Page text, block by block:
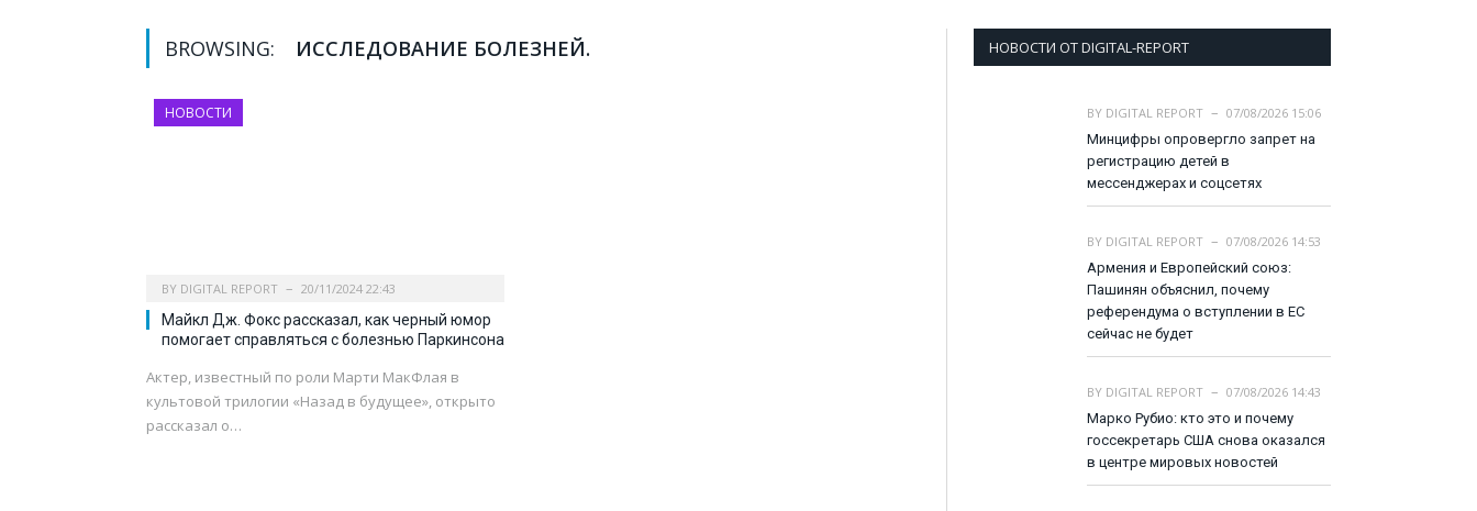
BROWSING: ИССЛЕДОВАНИЕ БОЛЕЗНЕЙ.
НОВОСТИ
BY DIGITAL REPORT 20/11/2024 22:43
Майкл Дж. Фокс рассказал, как черный юмор
помогает справляться с болезнью Паркинсона
Актер, известный по роли Марти МакФлая в
культовой трилогии «Назад в будущее», открыто
рассказал о…
НОВОСТИ ОТ DIGITAL-REPORT
BY DIGITAL REPORT
07/08/2026 15:06
Минцифры опровергло запрет на
регистрацию детей в
мессенджерах и соцсетях
BY DIGITAL REPORT
07/08/2026 14:53
Армения и Европейский союз:
Пашинян объяснил, почему
референдума о вступлении в ЕС
сейчас не будет
BY DIGITAL REPORT
07/08/2026 14:43
Марко Рубио: кто это и почему
госсекретарь США снова оказался
в центре мировых новостей